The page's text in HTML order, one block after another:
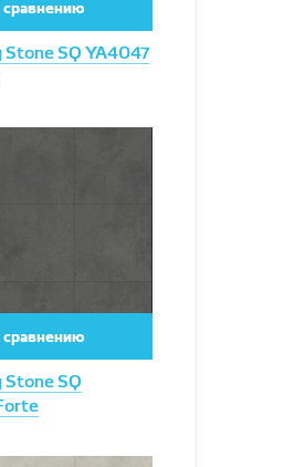
Stone SQ YA4047
Stone SQ